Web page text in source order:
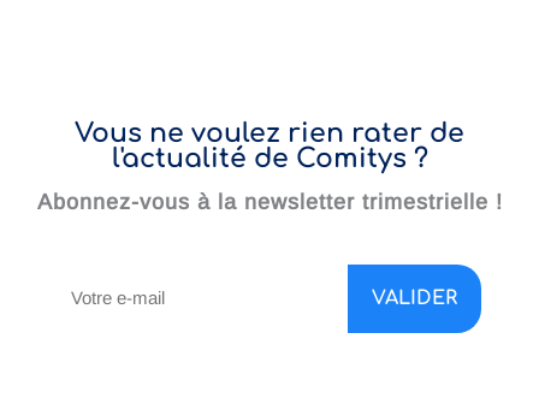
Vous ne voulez rien rater de
l'actualité de Comitys ?
Abonnez-vous à la newsletter trimestrielle !